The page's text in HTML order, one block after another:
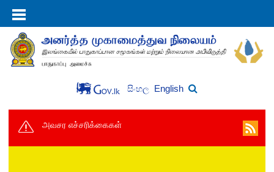
සිංහල English
அவசர எச்சரிக்கைகள்